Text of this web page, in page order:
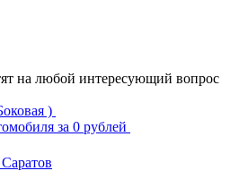
на любой интересующий вопрос
)
за 0 рублей